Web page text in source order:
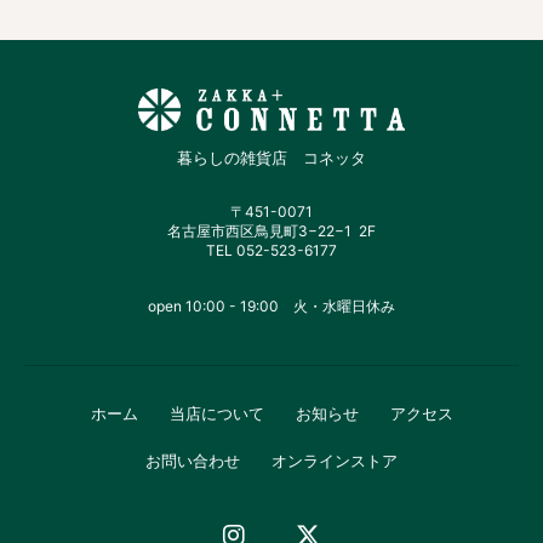
暮らしの雑貨店 コネッタ
〒451-0071
名古屋市西区鳥見町3−22−1 2F
TEL 052-523-6177
open 10:00 - 19:00 火・水曜日休み
ホーム 当店について お知らせ アクセス
お問い合わせ オンラインストア